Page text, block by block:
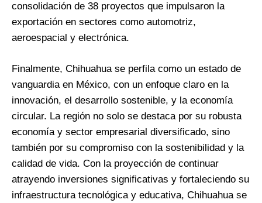
consolidación de 38 proyectos que impulsaron la
exportación en sectores como automotriz,
aeroespacial y electrónica​​.
Finalmente, Chihuahua se perfila como un estado de
vanguardia en México, con un enfoque claro en la
innovación, el desarrollo sostenible, y la economía
circular. La región no solo se destaca por su robusta
economía y sector empresarial diversificado, sino
también por su compromiso con la sostenibilidad y la
calidad de vida. Con la proyección de continuar
atrayendo inversiones significativas y fortaleciendo su
infraestructura tecnológica y educativa, Chihuahua se